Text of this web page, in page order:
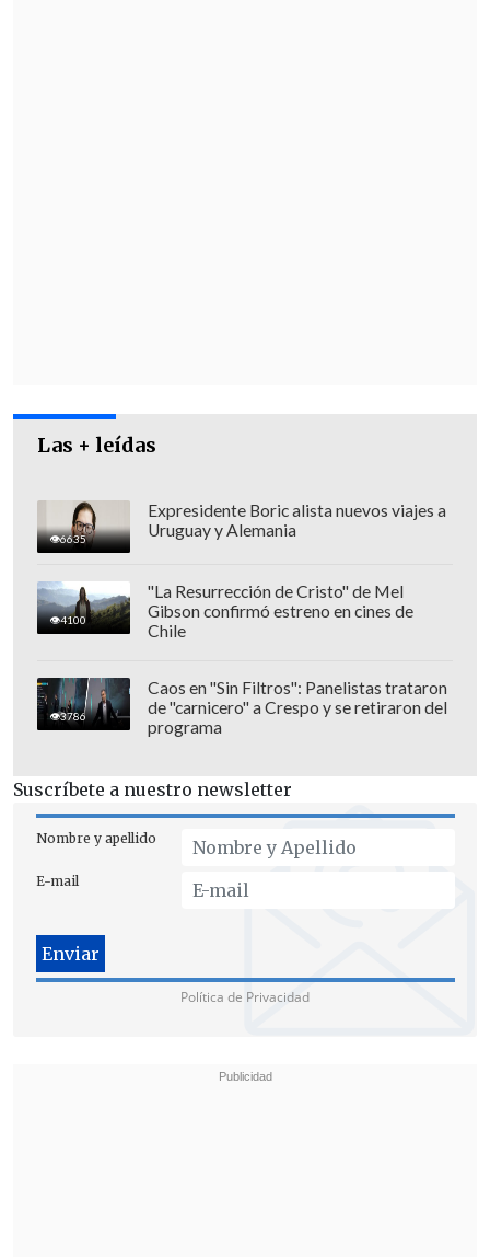
Las + leídas
6635
Expresidente Boric alista nuevos viajes a
Uruguay y Alemania
4100
"La Resurrección de Cristo" de Mel
Gibson confirmó estreno en cines de
Chile
3786
Caos en "Sin Filtros": Panelistas trataron
de "carnicero" a Crespo y se retiraron del
programa
Suscríbete a nuestro newsletter
Nombre y apellido
E-mail
Política de Privacidad